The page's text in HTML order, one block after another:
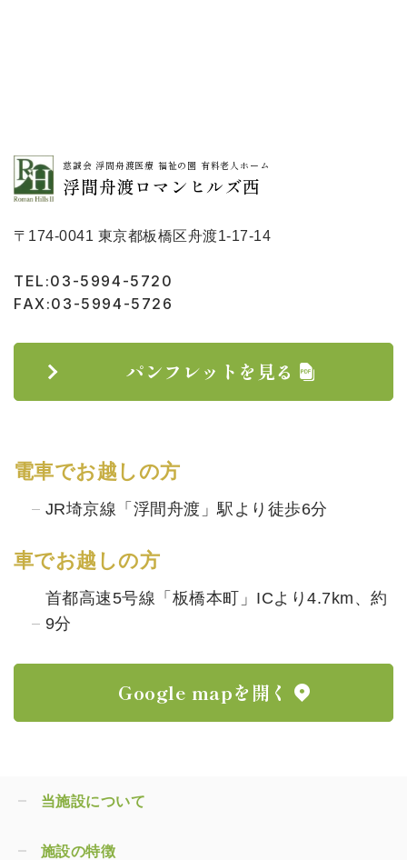
慈誠会 浮間舟渡医療 福祉の園 有料老人ホーム
浮間舟渡ロマンヒルズ西
〒174-0041 東京都板橋区舟渡1-17-14
TEL:03-5994-5720
FAX:03-5994-5726
パンフレットを見る
電車でお越しの方
JR埼京線「浮間舟渡」駅より徒歩6分
車でお越しの方
首都高速5号線「板橋本町」ICより4.7km、約
9分
Google mapを開く
当施設について
施設の特徴